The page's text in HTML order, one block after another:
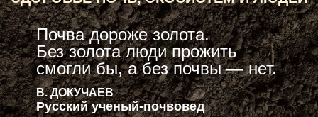
Почва дороже золота.
Без золота люди прожить
смогли бы, а без почвы — нет.
В. ДОКУЧАЕВ
Русский ученый-почвовед